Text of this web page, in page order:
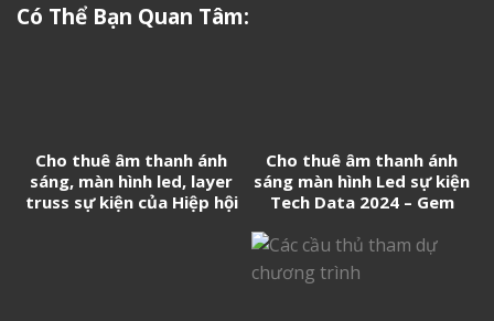
Có Thể Bạn Quan Tâm:
Cho thuê âm thanh ánh
sáng, màn hình led, layer
truss sự kiện của Hiệp hội
Cho thuê âm thanh ánh
sáng màn hình Led sự kiện
Tech Data 2024 – Gem